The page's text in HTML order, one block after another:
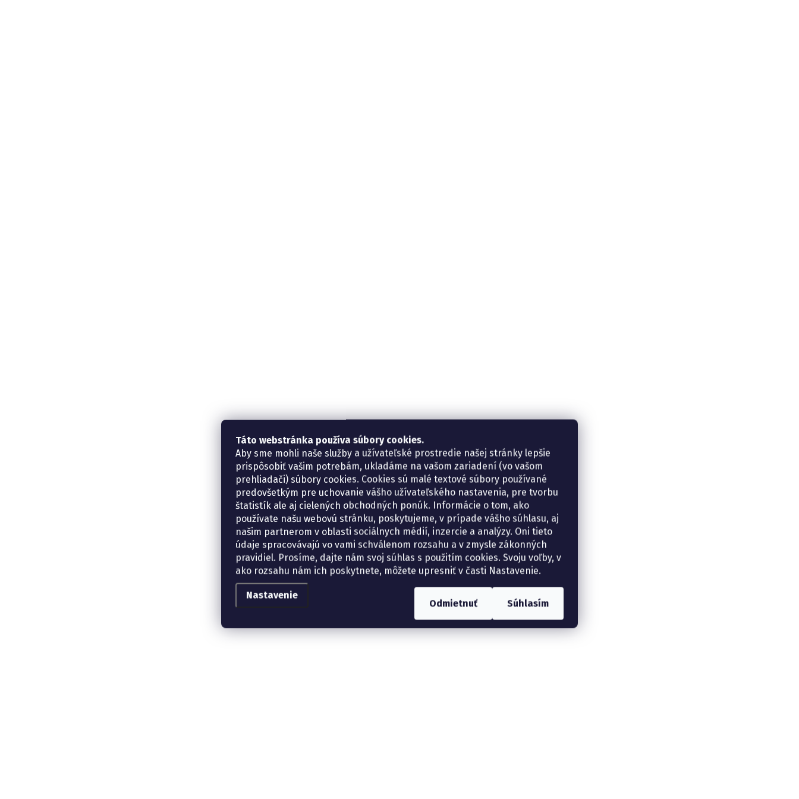
Táto webstránka používa súbory cookies.
Aby sme mohli naše služby a užívateľské prostredie našej stránky lepšie
prispôsobiť vašim potrebám, ukladáme na vašom zariadení (vo vašom
prehliadači) súbory cookies. Cookies sú malé textové súbory používané
predovšetkým pre uchovanie vášho užívateľského nastavenia, pre tvorbu
štatistík ale aj cielených obchodných ponúk. Informácie o tom, ako
používate našu webovú stránku, poskytujeme, v prípade vášho súhlasu, aj
našim partnerom v oblasti sociálnych médií, inzercie a analýzy. Oni tieto
údaje spracovávajú vo vami schválenom rozsahu a v zmysle zákonných
pravidiel. Prosíme, dajte nám svoj súhlas s použitím cookies. Svoju voľby, v
ako rozsahu nám ich poskytnete, môžete upresniť v časti Nastavenie.
Nastavenie
Odmietnuť Súhlasím